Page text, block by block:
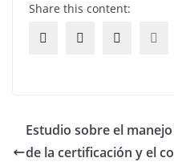
Share this content:
Estudio sobre el
de la certificación y el